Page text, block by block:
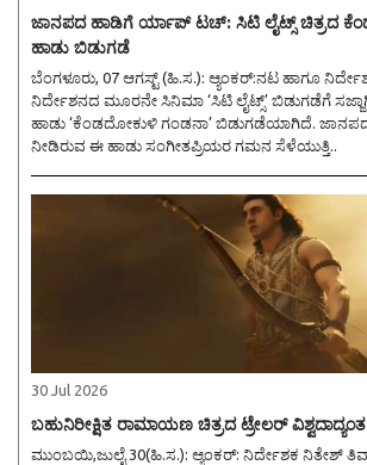
ಜಾನಪದ ಹಾಡಿಗೆ ರ್ಯಾಪ್ ಟಚ್: ಸಿಟಿ ಲೈಟ್ಸ್ ಚಿತ್ರದ
ಹಾಡು ಬಿಡುಗಡೆ
ಬೆಂಗಳೂರು, 07 ಆಗಸ್ಟ್ (ಹಿ.ಸ.): ಆ್ಯಂಕರ್:ನಟ ಹಾಗೂ ನಿರ್ದೇಶಕ ದುನಿಯಾ ವಿಜಯ್
ನಿರ್ದೇಶನದ ಮೂರನೇ ಸಿನಿಮಾ ‘ಸಿಟಿ ಲೈಟ್ಸ್’ ಬಿಡುಗಡೆಗೆ
ಹಾಡು ‘ಕೆಂಡದೋಕುಳಿ ಗಂಡನಾ’ ಬಿಡುಗಡೆಯಾಗಿದೆ.
ನೀಡಿರುವ ಈ ಹಾಡು ಸಂಗೀತಪ್ರಿಯರ ಗಮನ ಸೆಳೆಯುತ್ತಿ..
30 Jul 2026
ಬಹುನಿರೀಕ್ಷಿತ ರಾಮಾಯಣ ಚಿತ್ರದ ಟ್ರೇಲರ್
ಮುಂಬಯಿ,ಜುಲೈ 30(ಹಿ.ಸ.): ಆ್ಯಂಕರ್: ನಿರ್ದೇಶಕ ನಿತೇಶ್ ತಿವಾರಿ ಅವರ ಬಹುನಿರೀಕ್ಷಿತ